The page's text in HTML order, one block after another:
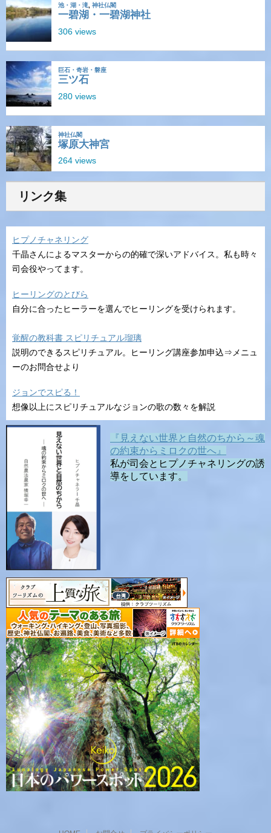
リンク集
ヒプノチャネリング
千晶さんによるマスターからの的確で深いアドバイス。私も時々
司会役やってます。
ヒーリングのとびら
自分に合ったヒーラーを選んでヒーリングを受けられます。
覚醒の教科書 スピリチュアル瑠璃
説明のできるスピリチュアル。ヒーリング講座参加申込⇒メニュ
ーのお問合せより
ジョンでスピる！
想像以上にスピリチュアルなジョンの歌の数々を解説
『見えない世界と自然のちから～魂
の約束からミロクの世へ』
私が司会とヒプノチャネリングの誘
導をしています。